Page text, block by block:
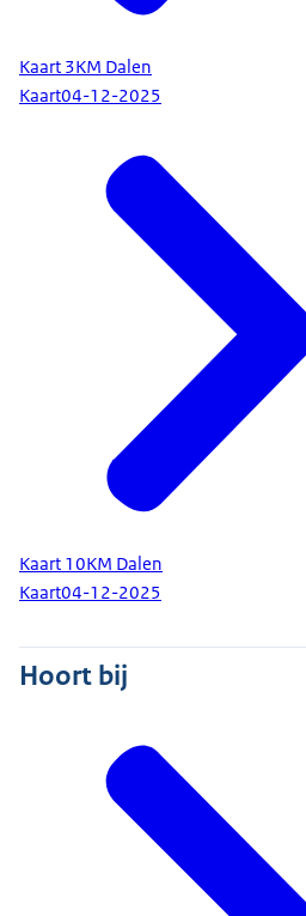
Kaart 3KM Dalen
Kaart04-12-2025
Kaart 10KM Dalen
Kaart04-12-2025
Hoort bij